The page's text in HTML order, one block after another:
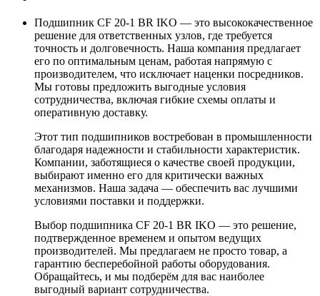
Подшипник CF 20-1 BR IKO — это высококачественное
решение для ответственных узлов, где требуется
точность и долговечность. Наша компания предлагает
его по оптимальным ценам, работая напрямую с
производителем, что исключает наценки посредников.
Мы готовы предложить выгодные условия
сотрудничества, включая гибкие схемы оплаты и
оперативную доставку.
Этот тип подшипников востребован в промышленности
благодаря надежности и стабильности характеристик.
Компании, заботящиеся о качестве своей продукции,
выбирают именно его для критически важных
механизмов. Наша задача — обеспечить вас лучшими
условиями поставки и поддержки.
Выбор подшипника CF 20-1 BR IKO — это решение,
подтвержденное временем и опытом ведущих
производителей. Мы предлагаем не просто товар, а
гарантию бесперебойной работы оборудования.
Обращайтесь, и мы подберём для вас наиболее
выгодный вариант сотрудничества.